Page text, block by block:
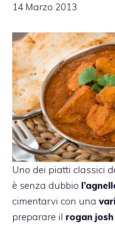
14 Marzo 2013
Uno dei piatti classici
è senza dubbio
cimentarvi con una
preparare il rogan